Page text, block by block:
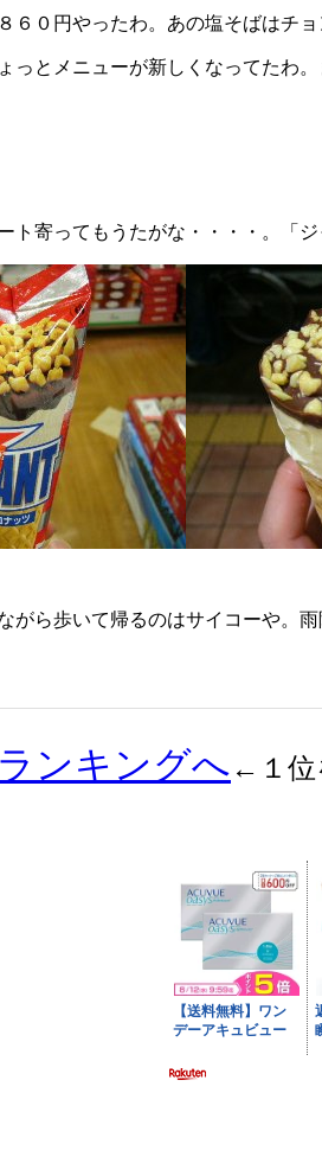
６０円やったわ。あの塩そばはチ
っとメニューが新しくなってたわ。
ト寄ってもうたがな・・・・。「
がら歩いて帰るのはサイコーや。
ンキングへ ←１位